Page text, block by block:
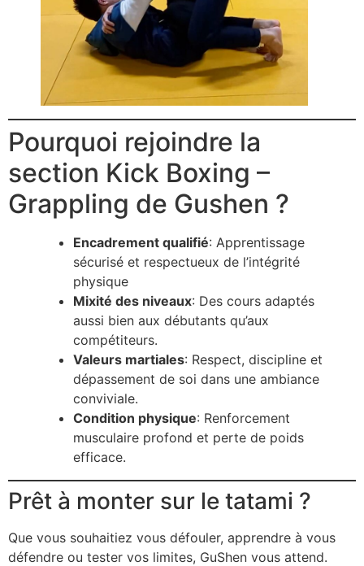
Pourquoi rejoindre la
section Kick Boxing –
Grappling de Gushen ?
Encadrement qualifié: Apprentissage
sécurisé et respectueux de l’intégrité
physique
Mixité des niveaux: Des cours adaptés
aussi bien aux débutants qu’aux
compétiteurs.
Valeurs martiales: Respect, discipline et
dépassement de soi dans une ambiance
conviviale.
Condition physique: Renforcement
musculaire profond et perte de poids
efficace.
Prêt à monter sur le tatami ?
Que vous souhaitiez vous défouler, apprendre à vous
défendre ou tester vos limites, GuShen vous attend.